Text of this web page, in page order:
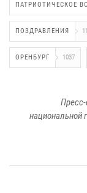
ПАТРИОТИЧЕСКОЕ
ПОЗДРАВЛЕНИЯ
ОРЕНБУРГ 1037
национальной